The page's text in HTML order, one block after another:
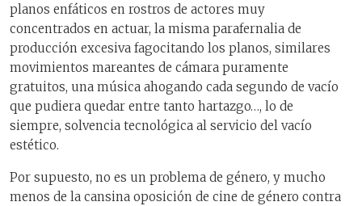
planos enfáticos en rostros de actores muy
concentrados en actuar, la misma parafernalia de
producción excesiva fagocitando los planos, similares
movimientos mareantes de cámara puramente
gratuitos, una música ahogando cada segundo de vacío
que pudiera quedar entre tanto hartazgo…, lo de
siempre, solvencia tecnológica al servicio del vacío
estético.
Por supuesto, no es un problema de género, y mucho
menos de la cansina oposición de cine de género contra